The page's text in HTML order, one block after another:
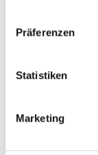
Präferenzen
Statistiken
Marketing